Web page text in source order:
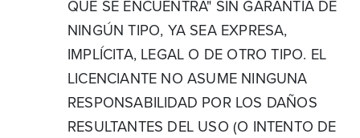
QUE SE ENCUENTRA" SIN GARANTÍA DE
NINGÚN TIPO, YA SEA EXPRESA,
IMPLÍCITA, LEGAL O DE OTRO TIPO. EL
LICENCIANTE NO ASUME NINGUNA
RESPONSABILIDAD POR LOS DAÑOS
RESULTANTES DEL USO (O INTENTO DE